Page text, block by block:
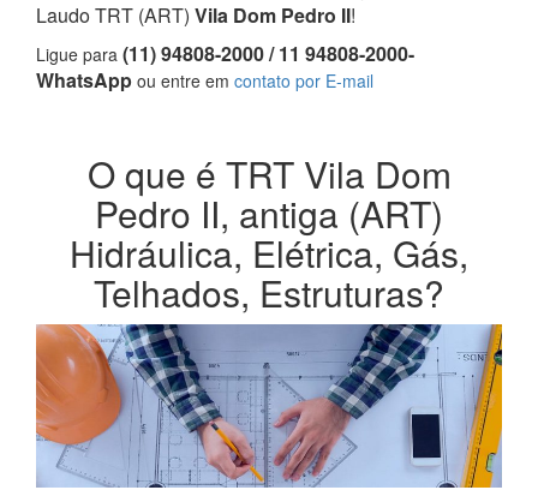
Laudo TRT (ART) Vila Dom Pedro II!
Ligue para (11) 94808-2000 / 11 94808-2000-
WhatsApp ou entre em contato por E-mail
O que é TRT Vila Dom
Pedro II, antiga (ART)
Hidráulica, Elétrica, Gás,
Telhados, Estruturas?